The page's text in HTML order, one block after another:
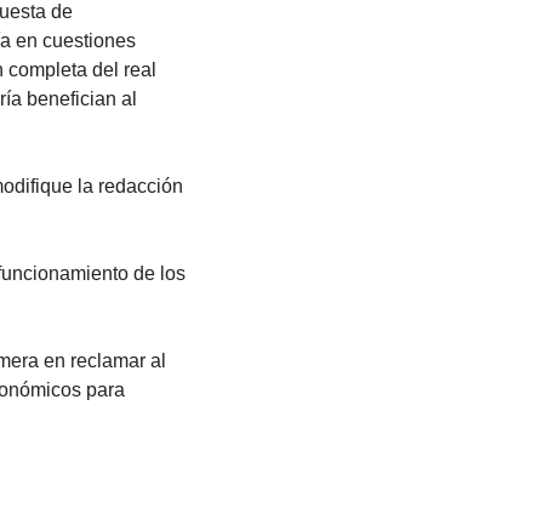
de
en cuestiones
del real
benefician al
la redacción
de los
en reclamar al
para